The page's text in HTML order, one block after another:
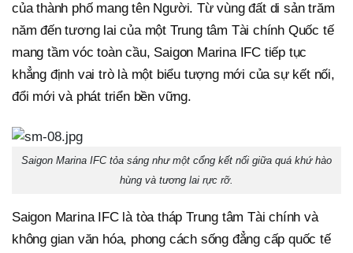
của thành phố mang tên Người. Từ vùng đất di sản trăm
năm đến tương lai của một Trung tâm Tài chính Quốc tế
mang tầm vóc toàn cầu, Saigon Marina IFC tiếp tục
khẳng định vai trò là một biểu tượng mới của sự kết nối,
đổi mới và phát triển bền vững.
Saigon Marina IFC tỏa sáng như một cổng kết nối giữa quá khứ hào
hùng và tương lai rực rỡ.
Saigon Marina IFC là tòa tháp Trung tâm Tài chính và
không gian văn hóa, phong cách sống đẳng cấp quốc tế